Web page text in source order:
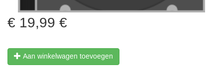
19,99 €
Aan winkelwagen toevoegen